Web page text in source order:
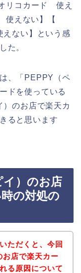
リコカード 使え
えない】【
ない】という感
た。
、「PEPPY（ペ
ドを使っている
のお店で楽天カ
ると思います
イ）のお店
の対処の
ただくと、今回
店で楽天カー
る原因について